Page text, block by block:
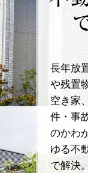
長年放
や残置
空き家
件・事
のかわ
ゆる不
で解決。